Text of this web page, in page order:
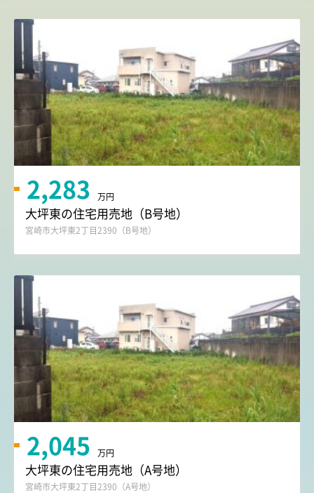
2,283 万円
大坪東の住宅用売地（B号地）
宮崎市大坪東2丁目2390（B号地）
2,045 万円
大坪東の住宅用売地（A号地）
宮崎市大坪東2丁目2390（A号地）